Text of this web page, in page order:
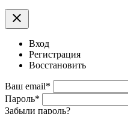
clear
Вход
Регистрация
Восстановить
Ваш email*
Пароль*
Забыли пароль?